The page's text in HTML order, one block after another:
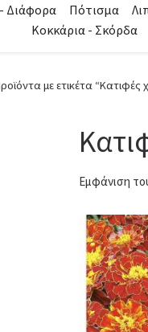
Διάφορα Πότισμα
Κοκκάρια - Σκόρδα
με ετικέτα “Κατιφές
Εμφάνιση